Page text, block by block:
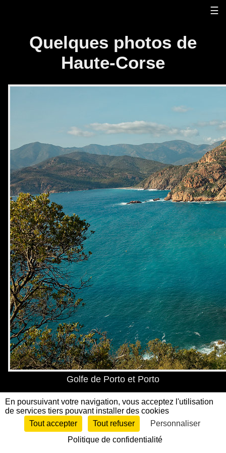
En poursuivant votre navigation, vous acceptez l'utilisation
de services tiers pouvant installer des cookies
Tout accepter
Tout refuser
Personnaliser
Politique de confidentialité
☰
Quelques photos de
Haute-Corse
Golfe de Porto et Porto